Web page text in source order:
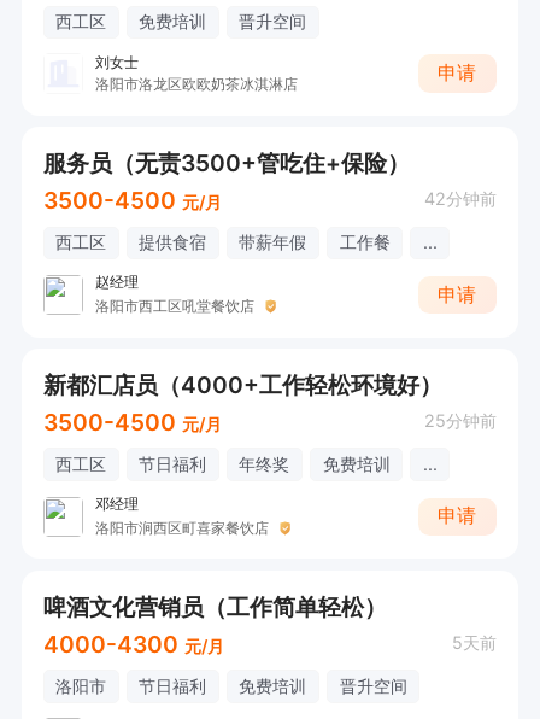
西工区 免费培训 晋升空间
刘女士
洛阳市洛龙区欧欧奶茶冰淇淋店
申请
服务员（无责3500+管吃住+保险）
3500-4500 元/月 42分钟前
西工区 提供食宿 带薪年假 工作餐 ...
赵经理
洛阳市西工区吼堂餐饮店
申请
新都汇店员（4000+工作轻松环境好）
3500-4500 元/月 25分钟前
西工区 节日福利 年终奖 免费培训 ...
邓经理
洛阳市涧西区町喜家餐饮店
申请
啤酒文化营销员（工作简单轻松）
4000-4300 元/月 5天前
洛阳市 节日福利 免费培训 晋升空间